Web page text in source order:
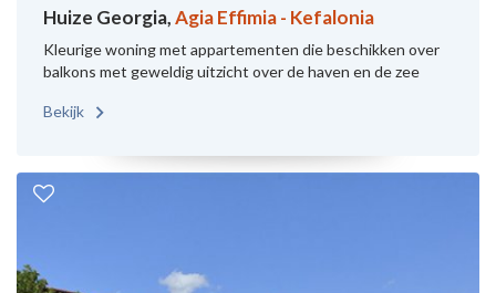
Huize Georgia,Agia Effimia - Kefalonia
Kleurige woning met appartementen die beschikken over
balkons met geweldig uitzicht over de haven en de zee
Bekijk